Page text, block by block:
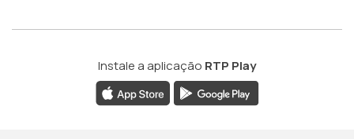
Instale a aplicação RTP Play